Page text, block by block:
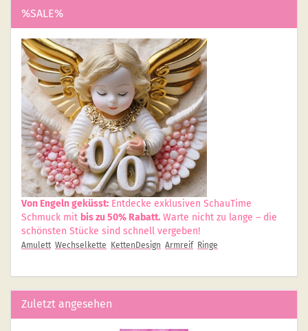
%SALE%
Von Engeln geküsst: Entdecke exklusiven SchauTime
Schmuck mit bis zu 50% Rabatt. Warte nicht zu lange – die
schönsten Stücke sind schnell vergeben!
Amulett Wechselkette KettenDesign Armreif Ringe
Zuletzt angesehen